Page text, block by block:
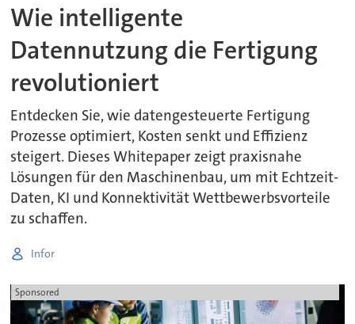
Wie intelligente
Datennutzung die Fertigung
revolutioniert
Entdecken Sie, wie datengesteuerte Fertigung
Prozesse optimiert, Kosten senkt und Effizienz
steigert. Dieses Whitepaper zeigt praxisnahe
Lösungen für den Maschinenbau, um mit Echtzeit-
Daten, KI und Konnektivität Wettbewerbsvorteile
zu schaffen.
Infor
Sponsored